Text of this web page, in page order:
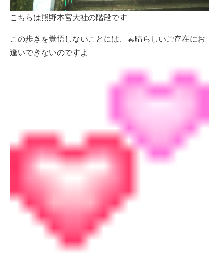
こちらは熊野本宮大社の階段です
この歩きを覚悟しないことには、素晴らしいご存在にお
逢いできないのですよ